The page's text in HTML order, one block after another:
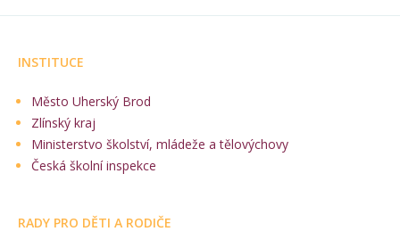
INSTITUCE
Město Uherský Brod
Zlínský kraj
Ministerstvo školství, mládeže a tělovýchovy
Česká školní inspekce
RADY PRO DĚTI A RODIČE